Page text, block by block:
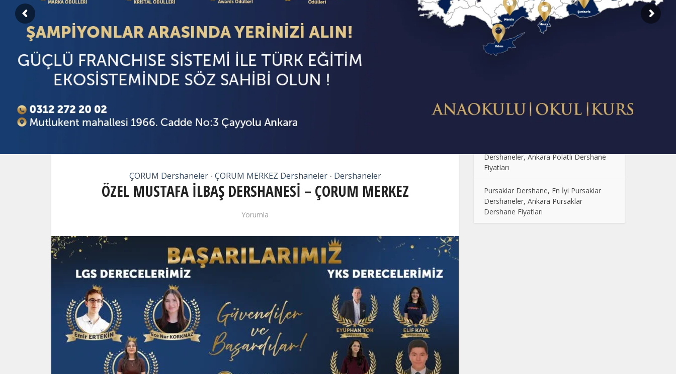
ÇORUM Dershaneler • ÇORUM MERKEZ Dershaneler • Dershaneler
ÖZEL MUSTAFA İLBAŞ DERSHANESİ – ÇORUM MERKEZ
Yorumla
Çocuklarda Sosyal Becerilerin
Geliştirilmesi: Oyun ve Etkinlik Önerileri
Anaokulunda Günlük Rutinler: Çocukların
Kolej Seçimi Yaparken Dikkat Edilmesi
Dershaneler, Ankara Polatlı Dershane
Fiyatları
Pursaklar Dershane, En İyi Pursaklar
Dershaneler, Ankara Pursaklar
Dershane Fiyatları